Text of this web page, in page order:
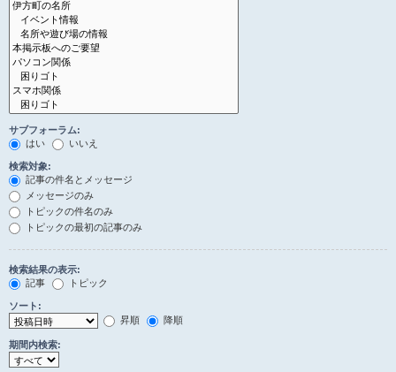
サブフォーラム:
はい
いいえ
検索対象:
記事の件名とメッセージ
メッセージのみ
トピックの件名のみ
トピックの最初の記事のみ
検索結果の表示:
記事
トピック
ソート:
昇順
降順
期間内検索: